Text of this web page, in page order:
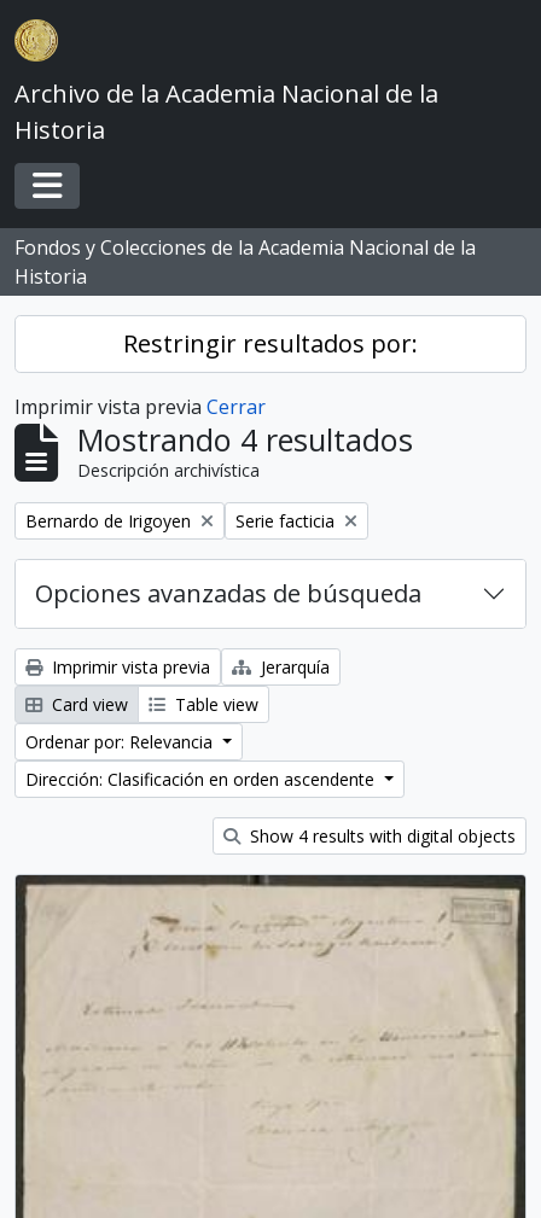
Skip to main content
Archivo de la Academia Nacional de la
Historia
Toggle navigation
Fondos y Colecciones de la Academia Nacional de la
Historia
Restringir resultados por:
Imprimir vista previa Cerrar
Mostrando 4 resultados
Descripción archivística
Remove filter:
Bernardo de Irigoyen Remove filter:
Serie facticia
Opciones avanzadas de búsqueda
Imprimir vista previa
Jerarquía
Card view
Table view
Ordenar por: Relevancia
Dirección: Clasificación en orden ascendente
Show 4 results with digital objects